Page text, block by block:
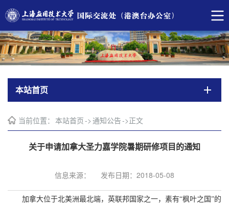
本站首页
当前位置： 本站首页->通知公告->正文
关于申请加拿大圣力嘉学院暑期研修项目的通知
信息来源： 发布日期：2018-05-08
加拿大位于北美洲最北端，英联邦国家之一，素有“枫叶之国”的